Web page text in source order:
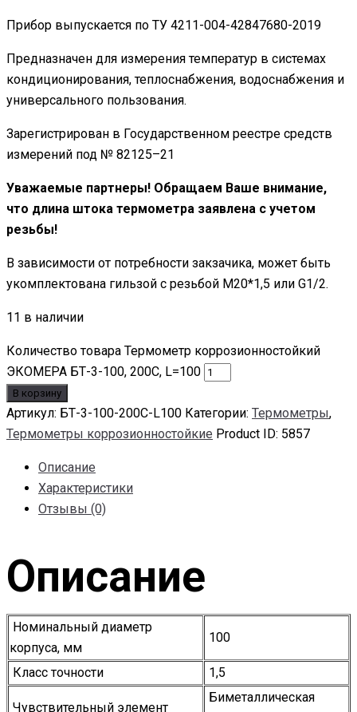
Прибор выпускается по ТУ 4211-004-42847680-2019
Предназначен для измерения температур в системах
кондиционирования, теплоснабжения, водоснабжения и
универсального пользования.
Зарегистрирован в Государственном реестре средств
измерений под № 82125–21
Уважаемые партнеры! Обращаем Ваше внимание,
что длина штока термометра заявлена с учетом
резьбы!
В зависимости от потребности закзачика, может быть
укомплектована гильзой с резьбой M20*1,5 или G1/2.
11 в наличии
Количество товара Термометр коррозионностойкий
ЭКОМЕРА БТ-3-100, 200С, L=100
В корзину
Артикул: БТ-3-100-200С-L100 Категории: Термометры,
Термометры коррозионностойкие Product ID: 5857
Описание
Характеристики
Отзывы (0)
Описание
Номинальный диаметр
корпуса, мм
100
Класс точности 1,5
Чувствительный элемент
Биметаллическая